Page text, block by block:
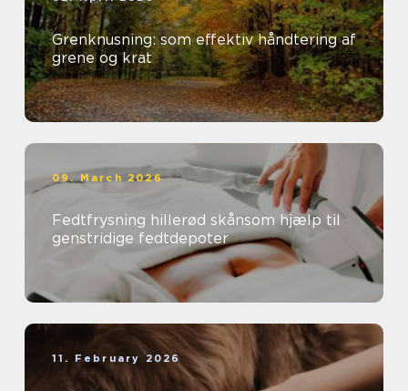
Grenknusning: som effektiv håndtering af
grene og krat
09. March 2026
Fedtfrysning hillerød skånsom hjælp til
genstridige fedtdepoter
11. February 2026